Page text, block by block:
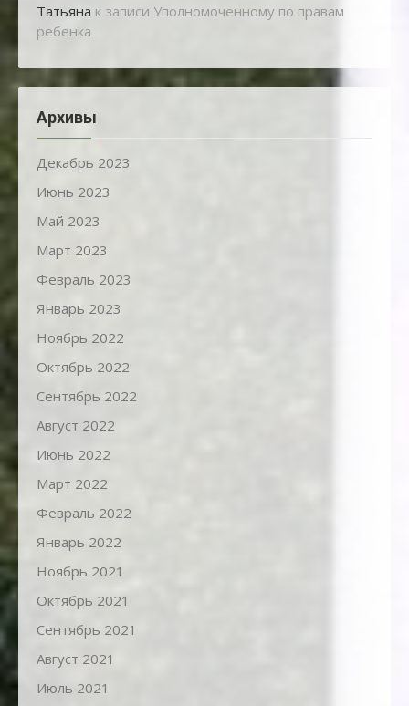
Татьяна к записи Уполномоченному по правам
ребенка
Архивы
Декабрь 2023
Июнь 2023
Май 2023
Март 2023
Февраль 2023
Январь 2023
Ноябрь 2022
Октябрь 2022
Сентябрь 2022
Август 2022
Июнь 2022
Март 2022
Февраль 2022
Январь 2022
Ноябрь 2021
Октябрь 2021
Сентябрь 2021
Август 2021
Июль 2021